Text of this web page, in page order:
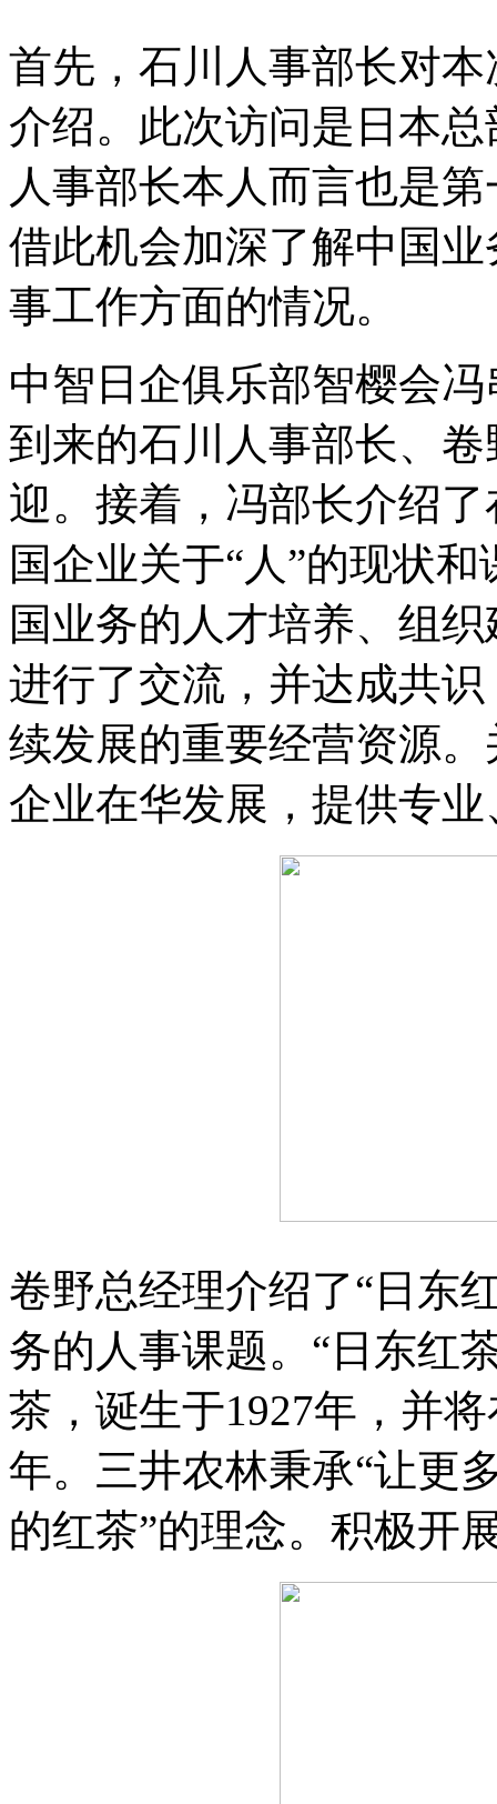
首先，石川人事部长对
介绍。此次访问是日本
人事部长本人而言也是
借此机会加深了解中国
事工作方面的情况。
中智日企俱乐部智樱会
到来的石川人事部长、
迎。接着，冯部长介绍
国企业关于“人”的现状
国业务的人才培养、组
进行了交流，并达成共
续发展的重要经营资源
企业在华发展，提供专
卷野总经理介绍了“日东
务的人事课题。“日东红
茶，诞生于1927年，并
年。三井农林秉承“让更
的红茶”的理念。积极开